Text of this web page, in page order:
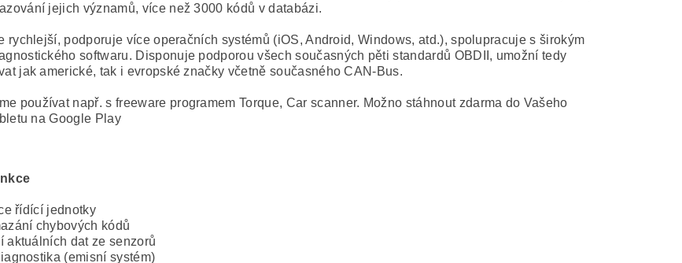
jejich významů, více než 3000 kódů v databázi.
rychlejší, podporuje více operačních systémů (iOS, Android, Windows, atd.), spolupracuje s širokým
softwaru. Disponuje podporou všech současných pěti standardů OBDII, umožní tedy
jak americké, tak i evropské značky včetně současného CAN-Bus.
používat např. s freeware programem Torque, Car scanner. Možno stáhnout zdarma do Vašeho
na Google Play
řídící jednotky
chybových kódů
aktuálních dat ze senzorů
(emisní systém)